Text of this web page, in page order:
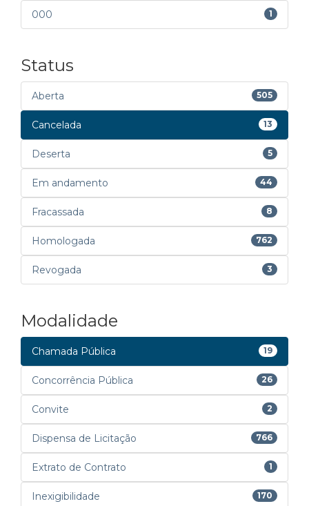
000 1
Status
Aberta 505
Cancelada 13
Deserta 5
Em andamento 44
Fracassada 8
Homologada 762
Revogada 3
Modalidade
Chamada Pública 19
Concorrência Pública 26
Convite 2
Dispensa de Licitação 766
Extrato de Contrato 1
Inexigibilidade 170